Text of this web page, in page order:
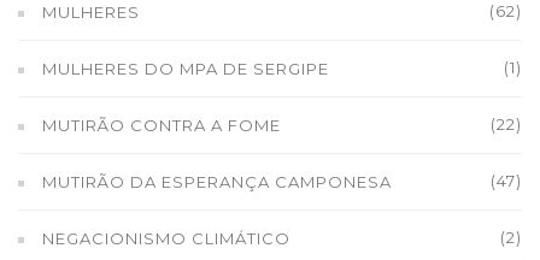
MULHERES (62)
MULHERES DO MPA DE SERGIPE (1)
MUTIRÃO CONTRA A FOME (22)
MUTIRÃO DA ESPERANÇA CAMPONESA (47)
NEGACIONISMO CLIMÁTICO (2)